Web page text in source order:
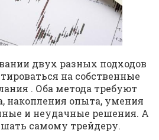
двух разных подходов
на собственные
. Оба метода требуют
накопления опыта, умения
и неудачные решения. А
самому трейдеру.